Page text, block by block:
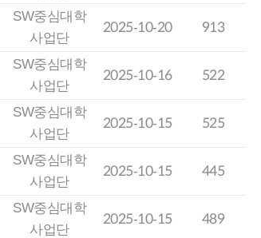
SW중심대학
사업단
2025-10-20 913
SW중심대학
사업단
2025-10-16 522
SW중심대학
사업단
2025-10-15 525
SW중심대학
사업단
2025-10-15 445
SW중심대학
사업단
2025-10-15 489